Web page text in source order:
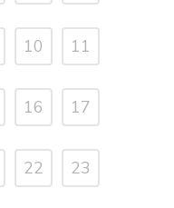
10 11
16 17
22 23